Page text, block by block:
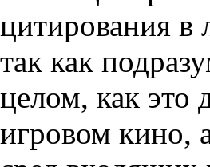
цитирования
так как
целом, как это
игровом кино,